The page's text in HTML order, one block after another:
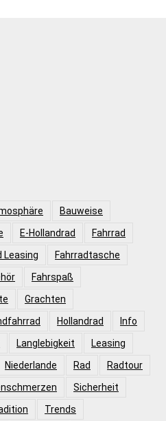
Bauweise
E-Hollandrad
Fahrrad
Leasing
Fahrradtasche
Fahrspaß
Grachten
Hollandrad
Info
Langlebigkeit
Leasing
Niederlande Rad
Radtour
Sicherheit
Trends